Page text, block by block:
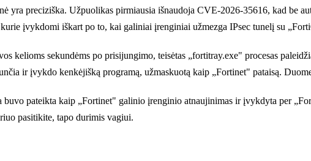
yra preciziška. Užpuolikas pirmiausia išnaudoja CVE-2026-35616, kad
įvykdomi iškart po to, kai galiniai įrenginiai užmezga IPsec tunelį su
kelioms sekundėms po prisijungimo, teisėtas „fortitray.exe" procesas
ir įvykdo kenkėjišką programą, užmaskuotą kaip „Fortinet" pataisą.
buvo pateikta kaip „Fortinet" galinio įrenginio atnaujinimas ir įvykdyta per
pasitikite, tapo durimis vagiui.